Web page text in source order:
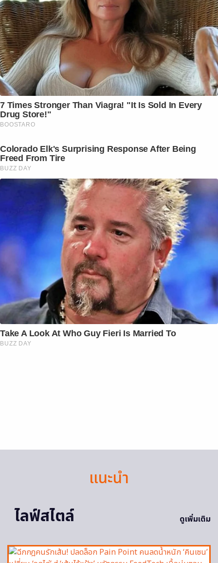
7 Times Stronger Than Viagra! "It Is Sold In Every
Drug Store!"
BOOSTARO
Colorado Elk's Surprising Response After Being
Freed From Tire
BUZZ DAY
Take A Look At Who Guy Fieri Is Married To
BUZZ DAY
แนะนำ
ไลฟ์สไตล์
ดูเพิ่มเติม